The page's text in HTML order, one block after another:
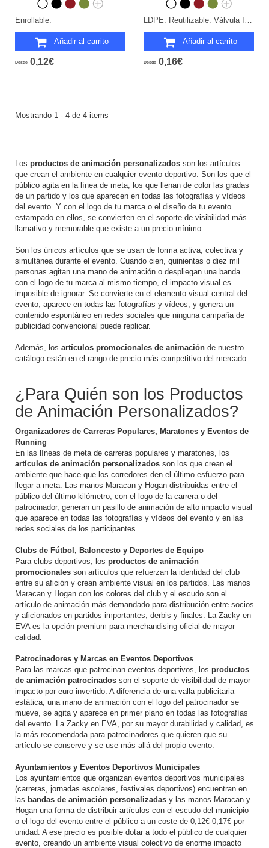
Enrollable.
Añadir al carrito
Desde 0,12€
Añadir al carrito
Desde 0,16€
Mostrando 1 - 4 de 4 items
Los productos de animación personalizados son los artículos
que crean el ambiente en cualquier evento deportivo. Son los que el
público agita en la línea de meta, los que llenan de color las gradas
de un partido y los que aparecen en todas las fotografías y vídeos
del evento. Y con el logo de tu marca o el diseño de tu evento
estampado en ellos, se convierten en el soporte de visibilidad más
llamativo y memorable que existe a un precio mínimo.
Son los únicos artículos que se usan de forma activa, colectiva y
simultánea durante el evento. Cuando cien, quinientas o diez mil
personas agitan una mano de animación o despliegan una banda
con el logo de tu marca al mismo tiempo, el impacto visual es
imposible de ignorar. Se convierte en el elemento visual central del
evento, aparece en todas las fotografías y vídeos, y genera un
contenido espontáneo en redes sociales que ninguna campaña de
publicidad convencional puede replicar.
Además, los artículos promocionales de animación de nuestro
catálogo están en el rango de precio más competitivo del mercado
¿Para Quién son los Productos
de Animación Personalizados?
Organizadores de Carreras Populares, Maratones y Eventos de
Running
En las líneas de meta de carreras populares y maratones, los
artículos de animación personalizados son los que crean el
ambiente que hace que los corredores den el último esfuerzo para
llegar a meta. Las manos Maracan y Hogan distribuidas entre el
público del último kilómetro, con el logo de la carrera o del
patrocinador, generan un pasillo de animación de alto impacto visual
que aparece en todas las fotografías y vídeos del evento y en las
redes sociales de los participantes.
Clubs de Fútbol, Baloncesto y Deportes de Equipo
Para clubs deportivos, los productos de animación
promocionales son artículos que refuerzan la identidad del club
entre su afición y crean ambiente visual en los partidos. Las manos
Maracan y Hogan con los colores del club y el escudo son el
artículo de animación más demandado para distribución entre socios
y aficionados en partidos importantes, derbis y finales. La Zacky en
EVA es la opción premium para merchandising oficial de mayor
calidad.
Patrocinadores y Marcas en Eventos Deportivos
Para las marcas que patrocinan eventos deportivos, los productos
de animación patrocinados son el soporte de visibilidad de mayor
impacto por euro invertido. A diferencia de una valla publicitaria
estática, una mano de animación con el logo del patrocinador se
mueve, se agita y aparece en primer plano en todas las fotografías
del evento. La Zacky en EVA, por su mayor durabilidad y calidad, es
la más recomendada para patrocinadores que quieren que su
artículo se conserve y se use más allá del propio evento.
Ayuntamientos y Eventos Deportivos Municipales
Los ayuntamientos que organizan eventos deportivos municipales
(carreras, jornadas escolares, festivales deportivos) encuentran en
las bandas de animación personalizadas y las manos Maracan y
Hogan una forma de distribuir artículos con el escudo del municipio
o el logo del evento entre el público a un coste de 0,12€-0,17€ por
unidad. A ese precio es posible dotar a todo el público de cualquier
evento, creando un ambiente visual colectivo de enorme impacto